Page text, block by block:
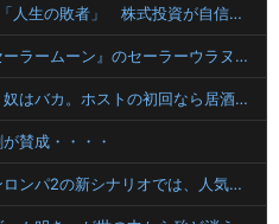
【投資の闇】若い男性の6割超が「人生の敗者」 株式投資が自信喪失の原因に
【朗報動画】舞台『美少女戦士セーラームーン』のセーラーウラヌス←くっそかわいいと話題にｗｗｗ 【Pickup06071958】
【画像】みい山作者「居酒屋行く奴はバカ。ホストの初回なら居酒屋より安く飲めてイケメンにチヤホヤされる」
賛成・・・・
【速報】ダンロン小高「ダンガンロンパ2の新シナリオでは、人気キャラも殺していきますw」